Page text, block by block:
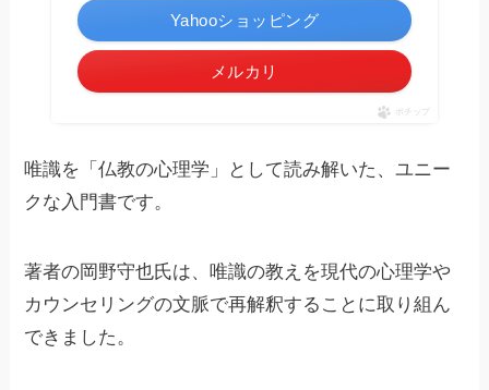
Yahooショッピング
メルカリ
ポチップ
唯識を「仏教の心理学」として読み解いた、ユニー
クな入門書です。
著者の岡野守也氏は、唯識の教えを現代の心理学や
カウンセリングの文脈で再解釈することに取り組ん
できました。